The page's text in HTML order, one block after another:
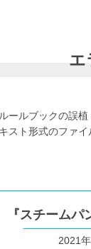
エ
ルールブックの誤植
スト形式のファイ
『スチーム
2021